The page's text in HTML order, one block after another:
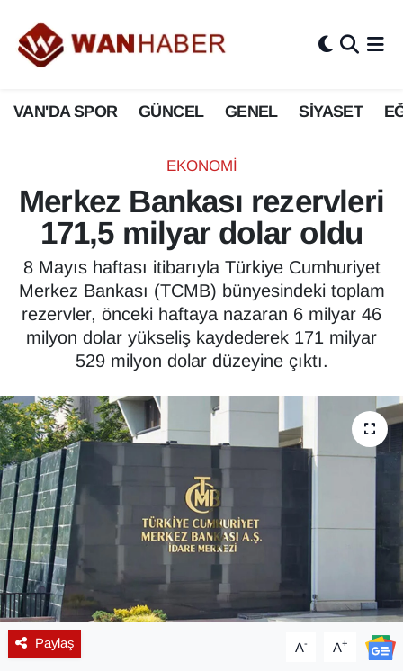
VAN'DA SPOR GÜNCEL GENEL SİYASET
EKONOMİ
Merkez Bankası rezervleri
171,5 milyar dolar oldu
8 Mayıs haftası itibarıyla Türkiye Cumhuriyet
Merkez Bankası (TCMB) bünyesindeki toplam
rezervler, önceki haftaya nazaran 6 milyar 46
milyon dolar yükseliş kaydederek 171 milyar
529 milyon dolar düzeyine çıktı.
Paylaş A- A+
3.SAYFA
ASAYİŞ
BİLİM VE TEKNOLOJİ
Biyografi
Bölge Haberleri
ÇEVRE
Deprem
Diğer
DÜNYA
EĞİTİM
EKONOMİ
Eleman
Van Nöbetçi Eczaneler
Van Hava Durumu
Van Namaz Vakitleri
Van Trafik Yoğunluk Haritası
Süper Lig Puan Durumu ve Fikstür
Tüm Manşetler
Son Dakika Haberleri